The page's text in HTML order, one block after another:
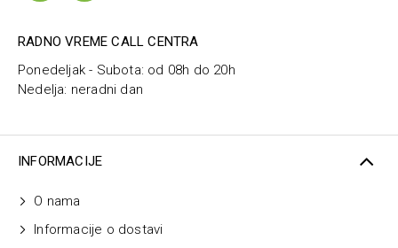
RADNO VREME CALL CENTRA
Ponedeljak - Subota: od 08h do 20h
Nedelja: neradni dan
INFORMACIJE
O nama
Informacije o dostavi